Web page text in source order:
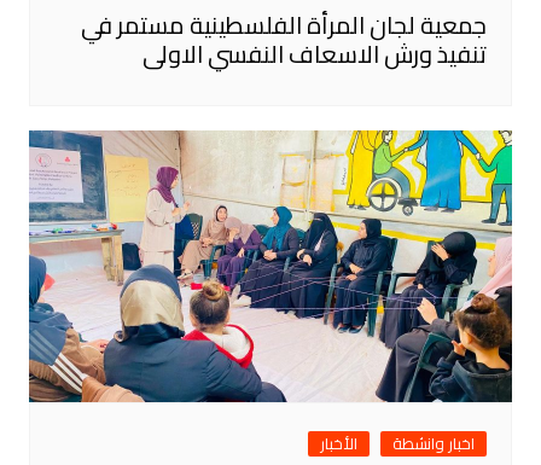
جمعية لجان المرأة الفلسطينية مستمر في
تنفيذ ورش الاسعاف النفسي الاولى
اخبار وانشطة الأخبار